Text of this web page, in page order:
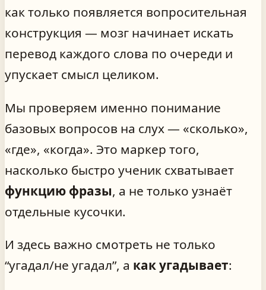
как только появляется вопросительная
конструкция — мозг начинает искать
перевод каждого слова по очереди и
упускает смысл целиком.
Мы проверяем именно понимание
базовых вопросов на слух — «сколько»,
«где», «когда». Это маркер того,
насколько быстро ученик схватывает
функцию фразы, а не только узнаёт
отдельные кусочки.
И здесь важно смотреть не только
“угадал/не угадал”, а как угадывает: